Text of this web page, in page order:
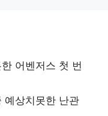
어벤저스 첫 번
예상치못한 난관